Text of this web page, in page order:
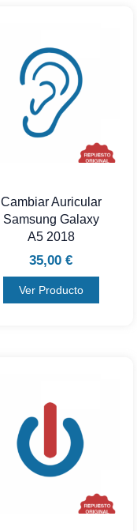
Cambiar Auricular
Samsung Galaxy
A5 2018
35,00 €
Ver Producto